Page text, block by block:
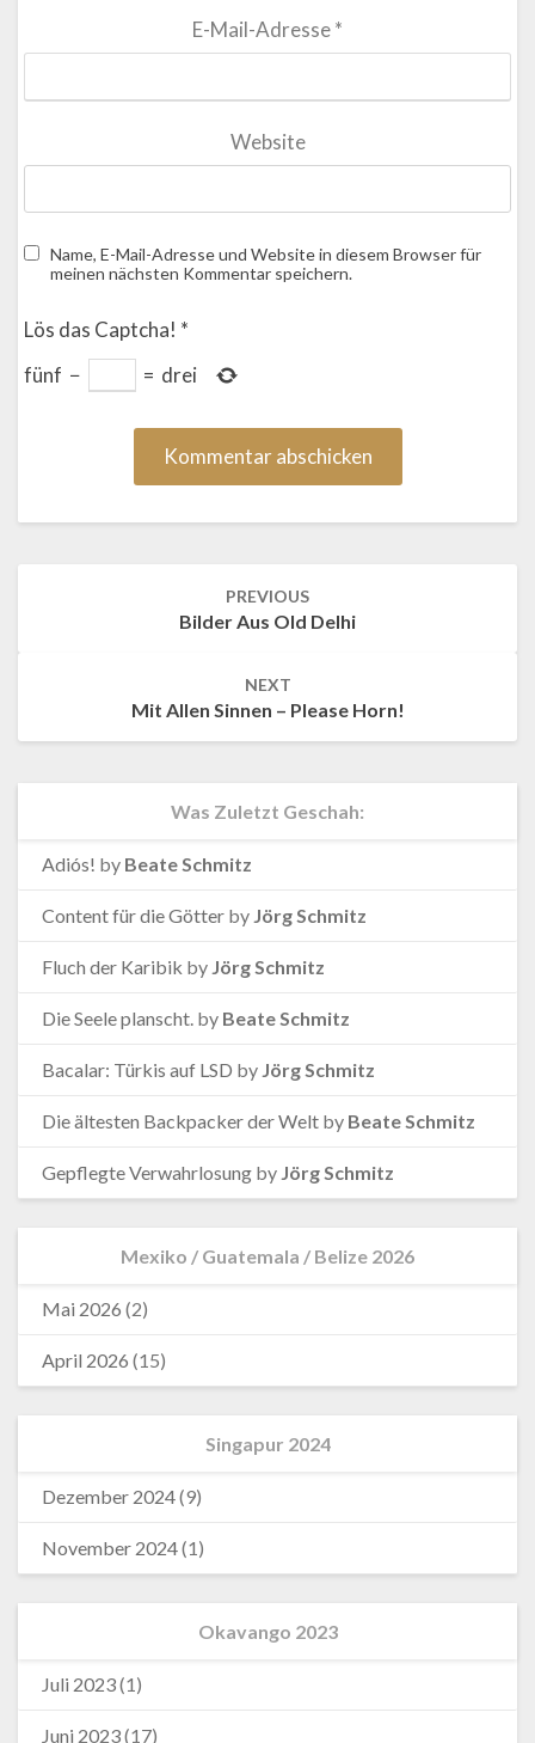
E-Mail-Adresse*
Website
Name, E-Mail-Adresse und Website in diesem Browser für
meinen nächsten Kommentar speichern.
Lös das Captcha! *
fünf − = drei
PREVIOUS
Bilder Aus Old Delhi
NEXT
Mit Allen Sinnen – Please Horn!
Was Zuletzt Geschah:
Adiós! by Beate Schmitz
Content für die Götter by Jörg Schmitz
Fluch der Karibik by Jörg Schmitz
Die Seele planscht. by Beate Schmitz
Bacalar: Türkis auf LSD by Jörg Schmitz
Die ältesten Backpacker der Welt by Beate Schmitz
Gepflegte Verwahrlosung by Jörg Schmitz
Mexiko / Guatemala / Belize 2026
Mai 2026 (2)
April 2026 (15)
Singapur 2024
Dezember 2024(9)
November 2024(1)
Okavango 2023
Juli 2023(1)
Juni 2023(17)